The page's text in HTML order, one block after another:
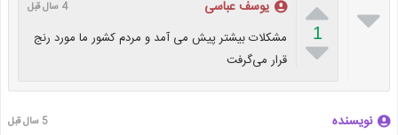


1

یوسف عباسی 4 سال قبل
مشکلات بیشتر پیش می آمد و مردم کشور ما مورد رنج
قرار می‌گرفت
نویسنده 5 سال قبل